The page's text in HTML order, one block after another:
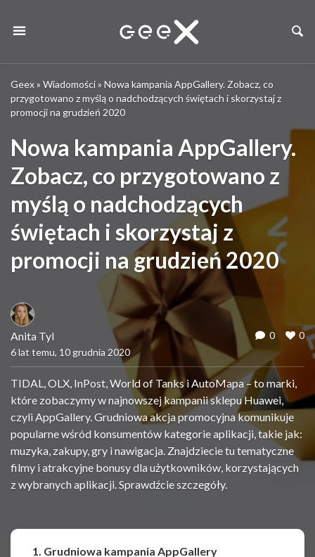
Geex» Wiadomości» Nowa kampania AppGallery. Zobacz, co
przygotowano z myślą o nadchodzących świętach i skorzystaj z
promocji na grudzień 2020
Nowa kampania AppGallery.
Zobacz, co przygotowano z
myślą o nadchodzących
świętach i skorzystaj z
promocji na grudzień 2020
Anita Tyl
6 lat temu, 10 grudnia 2020
0 0
TIDAL, OLX, InPost, World of Tanks i AutoMapa – to marki,
które zobaczymy w najnowszej kampanii sklepu Huawei,
czyli AppGallery. Grudniowa akcja promocyjna komunikuje
popularne wśród konsumentów kategorie aplikacji, takie jak:
muzyka, zakupy, gry i nawigacja. Znajdziecie tu tematyczne
filmy i atrakcyjne bonusy dla użytkowników, korzystających
z wybranych aplikacji. Sprawdźcie szczegóły.
1. Grudniowa kampania AppGallery